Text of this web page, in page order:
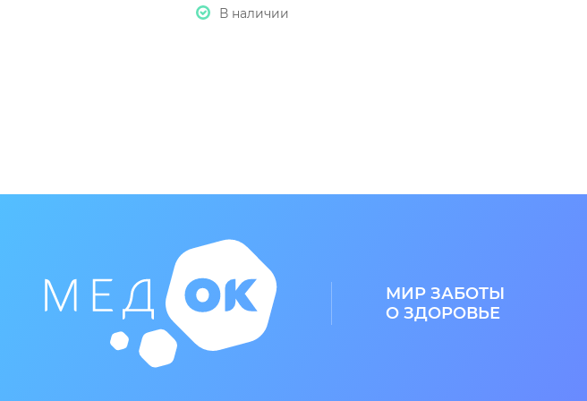
Тщательно вымойте руки после использования.
В наличии
МИР ЗАБОТЫ
О ЗДОРОВЬЕ